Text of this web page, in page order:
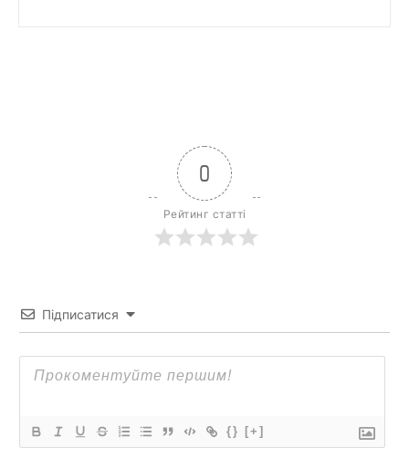
0
Рейтинг статті
Підписатися
{} [+]